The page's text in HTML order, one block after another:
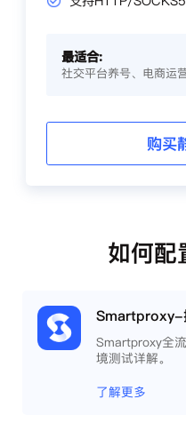
最适合:
社交平台养号、电商运
购买
如何配
Smartproxy-
Smartproxy全
境测试详解。
了解更多